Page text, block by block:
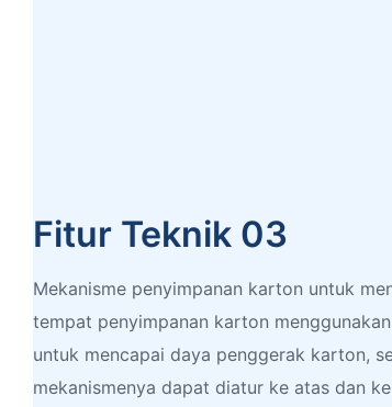
Fitur Teknik 03
Mekanisme penyimpanan karton untuk
tempat penyimpanan karton
untuk mencapai daya penggerak karton,
mekanismenya dapat diatur ke atas dan